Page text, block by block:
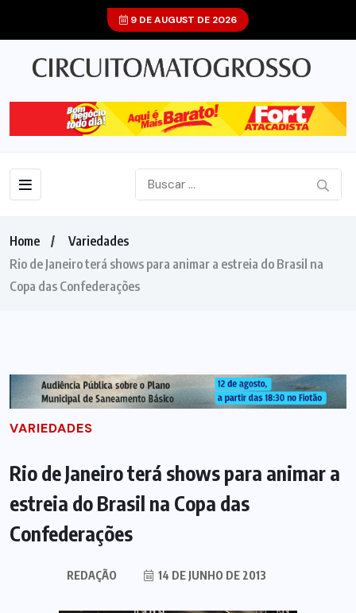
9 DE AUGUST DE 2026
Home
Variedades
Rio de Janeiro terá shows para animar a estreia do Brasil na
Copa das Confederações
VARIEDADES
Rio de Janeiro terá shows para animar a
estreia do Brasil na Copa das
Confederações
REDAÇÃO 14 DE JUNHO DE 2013